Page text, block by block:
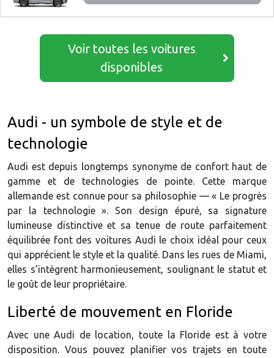
Voir toutes les voitures
disponibles
Audi - un symbole de style et de
technologie
Audi est depuis longtemps synonyme de confort haut de
gamme et de technologies de pointe. Cette marque
allemande est connue pour sa philosophie — « Le progrès
par la technologie ». Son design épuré, sa signature
lumineuse distinctive et sa tenue de route parfaitement
équilibrée font des voitures Audi le choix idéal pour ceux
qui apprécient le style et la qualité. Dans les rues de Miami,
elles s’intègrent harmonieusement, soulignant le statut et
le goût de leur propriétaire.
Liberté de mouvement en Floride
Avec une Audi de location, toute la Floride est à votre
disposition. Vous pouvez planifier vos trajets en toute